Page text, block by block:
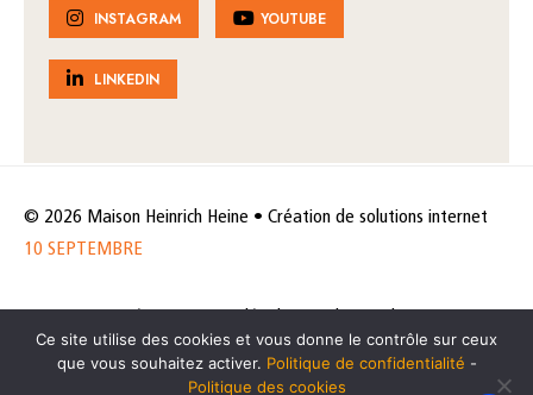
INSTAGRAM YOUTUBE
LINKEDIN
© 2026 Maison Heinrich Heine • Création de solutions internet
10 SEPTEMBRE
de données
Politique des cookies
Ce site utilise des cookies et vous donne le contrôle sur ceux
que vous souhaitez activer. Politique de confidentialité -
Politique des cookies